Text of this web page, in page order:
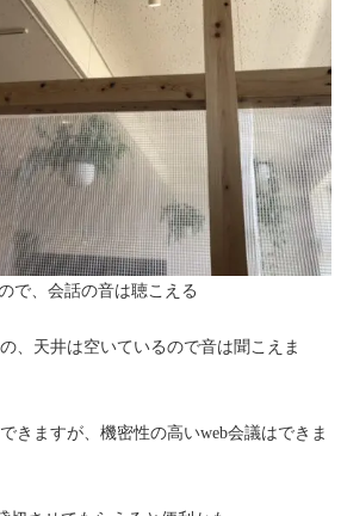
で、会話の音は聴こえる
、天井は空いているので音は聞こえま
きますが、機密性の高いweb会議はできま